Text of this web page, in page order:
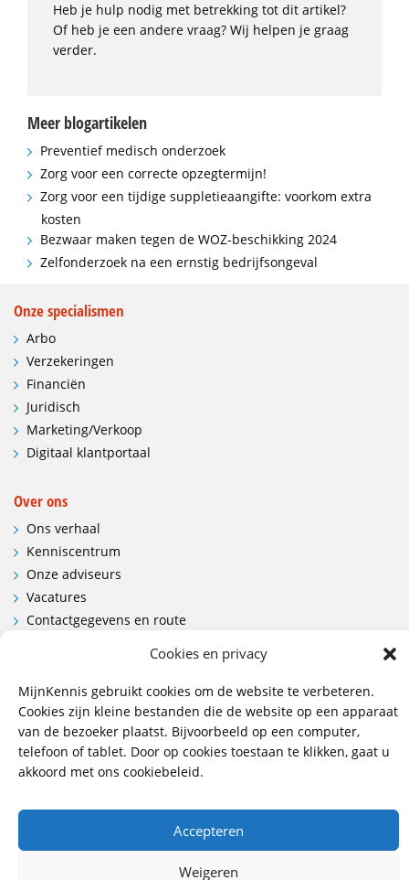
Cookies en privacy
MijnKennis gebruikt cookies om de website te verbeteren.
Cookies zijn kleine bestanden die de website op een apparaat
van de bezoeker plaatst. Bijvoorbeeld op een computer,
telefoon of tablet. Door op cookies toestaan te klikken, gaat u
akkoord met ons cookiebeleid.
Accepteren
Weigeren
Heb je hulp nodig met betrekking tot dit artikel?
Of heb je een andere vraag? Wij helpen je graag
verder.
Meer blogartikelen
Preventief medisch onderzoek
Zorg voor een correcte opzegtermijn!
Zorg voor een tijdige suppletieaangifte: voorkom extra
kosten
Bezwaar maken tegen de WOZ-beschikking 2024
Zelfonderzoek na een ernstig bedrijfsongeval
Onze specialismen
Arbo
Verzekeringen
Financiën
Juridisch
Marketing/Verkoop
Digitaal klantportaal
Over ons
Ons verhaal
Kenniscentrum
Onze adviseurs
Vacatures
Contactgegevens en route
Wij hebben vestigingen in:
Doetinchem, Lent
085 - 485 4111